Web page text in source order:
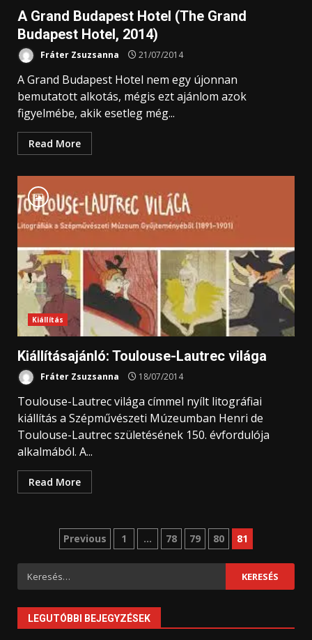
A Grand Budapest Hotel (The Grand
Budapest Hotel, 2014)
Fráter Zsuzsanna 21/07/2014
A Grand Budapest Hotel nem egy újonnan
bemutatott alkotás, mégis ezt ajánlom azok
figyelmébe, akik esetleg még...
Read More
Kiállítás
Kiállításajánló: Toulouse-Lautrec világa
Fráter Zsuzsanna 18/07/2014
Toulouse-Lautrec világa címmel nyílt litográfiai
kiállítás a Szépművészeti Múzeumban Henri de
Toulouse-Lautrec születésének 150. évfordulója
alkalmából. A...
Read More
Bejegyzések
lapozása
Previous 1 … 78 79 80 81
Keresés:
LEGUTÓBBI BEJEGYZÉSEK